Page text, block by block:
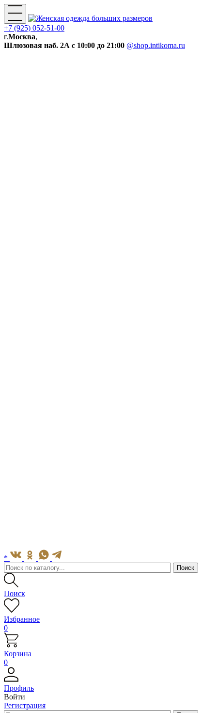
+7 (925) 052-51-00
г.Москва,
Шлюзовая наб. 2А с 10:00 до 21:00 @shop.intikoma.ru
*
Поиск
Избранное
0
Корзина
0
Профиль
Войти
Регистрация